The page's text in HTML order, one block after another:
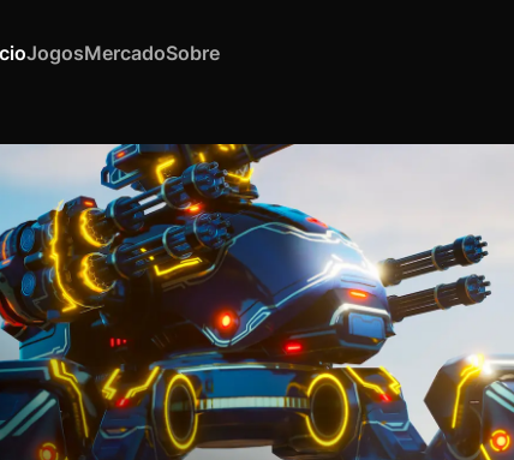
JogosMercadoSobre